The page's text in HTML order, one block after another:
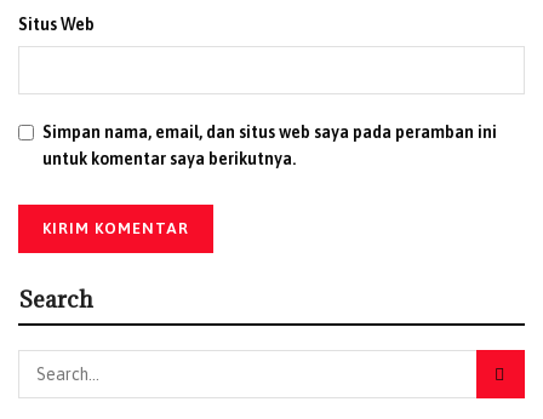
“Kami mohon doa dari seluruh rakyat Indonesia. Semoga
seluruh jemaah haji Indonesia mendapatkan layanan
Struktur Amirulhajj 1446 H/2025 M:
Naib Amirulhajj:
Muhammad Syafi’i
Sekretaris:
Anggota:
Dudy Purwagandhi
Situs Web
Simpan nama, email, dan situs web saya pada peramban ini
untuk komentar saya berikutnya.
Search